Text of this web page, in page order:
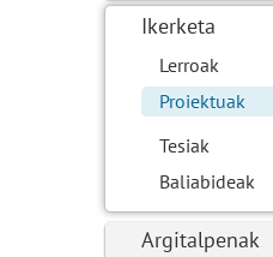
Ikerketa
Lerroak
Proiektuak
Tesiak
Baliabideak
Argitalpenak